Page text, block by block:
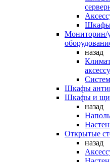
Шкафы
Мониторин/
назад
Шкафы
Шкафы и
назад
Открытые
назад